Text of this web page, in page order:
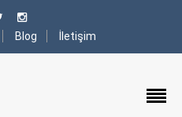
Blog İletişim